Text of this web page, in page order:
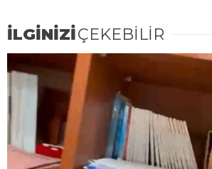
İLGİNİZİÇEKEBİLİR